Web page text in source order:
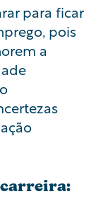
para ficar
pois
a
carreira: